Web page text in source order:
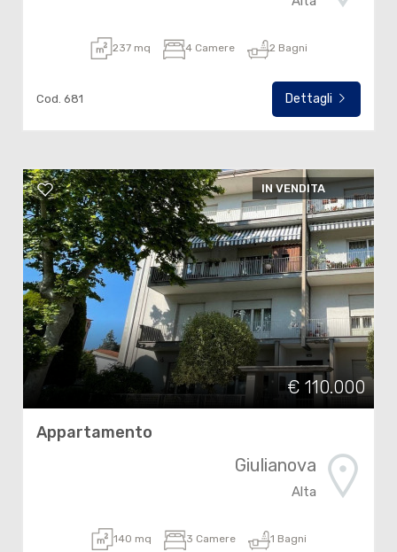
237 mq 4 Camere 2 Bagni
Cod. 681 Dettagli
IN VENDITA
€ 110.000
Appartamento
Giulianova
Alta
140 mq 3 Camere 1 Bagni